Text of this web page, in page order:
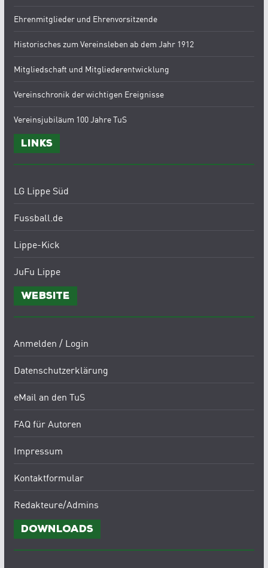
Ehrenmitglieder und Ehrenvorsitzende
Historisches zum Vereinsleben ab dem Jahr 1912
Mitgliedschaft und Mitgliederentwicklung
Vereinschronik der wichtigen Ereignisse
Vereinsjubiläum 100 Jahre TuS
Links
LG Lippe Süd
Fussball.de
Lippe-Kick
JuFu Lippe
Website
Anmelden / Login
Datenschutzerklärung
eMail an den TuS
FAQ für Autoren
Impressum
Kontaktformular
Redakteure/Admins
Downloads